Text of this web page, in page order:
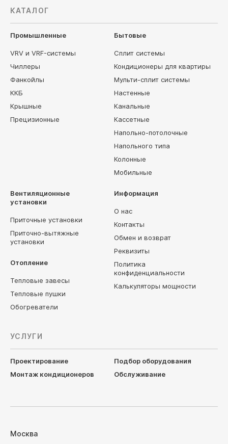
КАТАЛОГ
Промышленные
VRV и VRF-системы
Чиллеры
Фанкойлы
ККБ
Крышные
Прецизионные
Бытовые
Сплит системы
Кондиционеры для квартиры
Мульти-сплит системы
Настенные
Канальные
Кассетные
Напольно-потолочные
Напольного типа
Колонные
Мобильные
Вентиляционные
установки
Приточные установки
Приточно-вытяжные
установки
Отопление
Тепловые завесы
Тепловые пушки
Обогреватели
Информация
О нас
Контакты
Обмен и возврат
Реквизиты
Политика
конфиденциальности
Калькуляторы мощности
УСЛУГИ
Проектирование
Подбор оборудования
Монтаж кондиционеров
Обслуживание
Москва